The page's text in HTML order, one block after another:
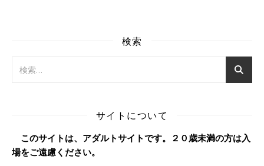
検索
サイトについて
このサイトは、アダルトサイトです。２０歳未満の方は入
場をご遠慮ください。